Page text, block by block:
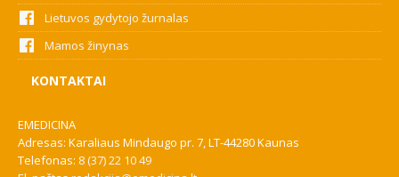
Lietuvos gydytojo žurnalas
Mamos žinynas
KONTAKTAI
EMEDICINA
Adresas: Karaliaus Mindaugo pr. 7, LT-44280 Kaunas
Telefonas: 8 (37) 22 10 49